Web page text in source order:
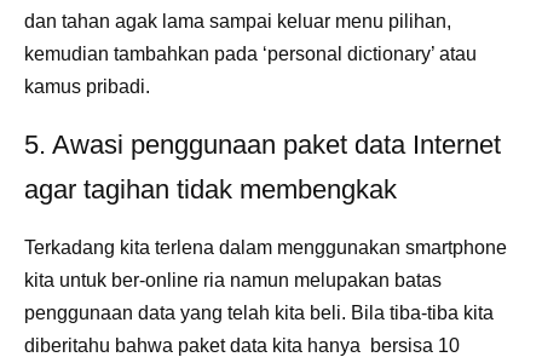
dan tahan agak lama sampai keluar menu pilihan,
kemudian tambahkan pada ‘personal dictionary’ atau
kamus pribadi.
5. Awasi penggunaan paket data Internet
agar tagihan tidak membengkak
Terkadang kita terlena dalam menggunakan smartphone
kita untuk ber-online ria namun melupakan batas
penggunaan data yang telah kita beli. Bila tiba-tiba kita
diberitahu bahwa paket data kita hanya bersisa 10